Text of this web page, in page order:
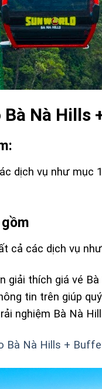
Bà Nà Hills
dịch vụ như
cả các dịch vụ
giải thích giá vé
tin trên giúp
nghiệm Bà Nà
Bà Nà Hills +